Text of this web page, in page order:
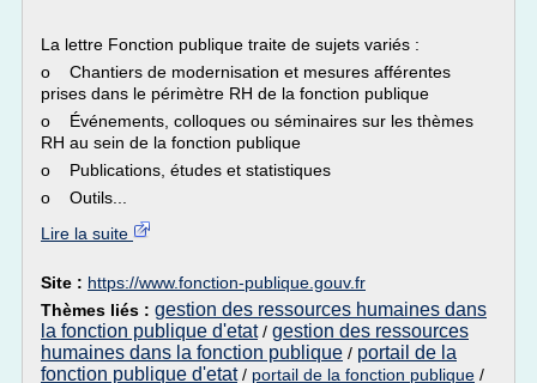
La lettre Fonction publique traite de sujets variés :
o Chantiers de modernisation et mesures afférentes
prises dans le périmètre RH de la fonction publique
o Événements, colloques ou séminaires sur les thèmes
RH au sein de la fonction publique
o Publications, études et statistiques
o Outils...
Lire la suite
Site : https://www.fonction-publique.gouv.fr
Thèmes liés : gestion des ressources humaines dans
la fonction publique d'etat/ gestion des ressources
humaines dans la fonction publique / portail de la
fonction publique d'etat/ portail de la fonction publique /